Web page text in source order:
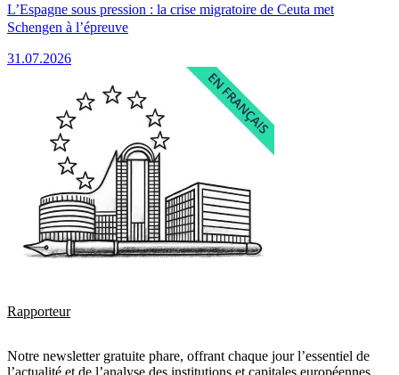
L’Espagne sous pression : la crise migratoire de Ceuta met
Schengen à l’épreuve
31.07.2026
Rapporteur
Notre newsletter gratuite phare, offrant chaque jour l’essentiel de
l’actualité et de l’analyse des institutions et capitales européennes.